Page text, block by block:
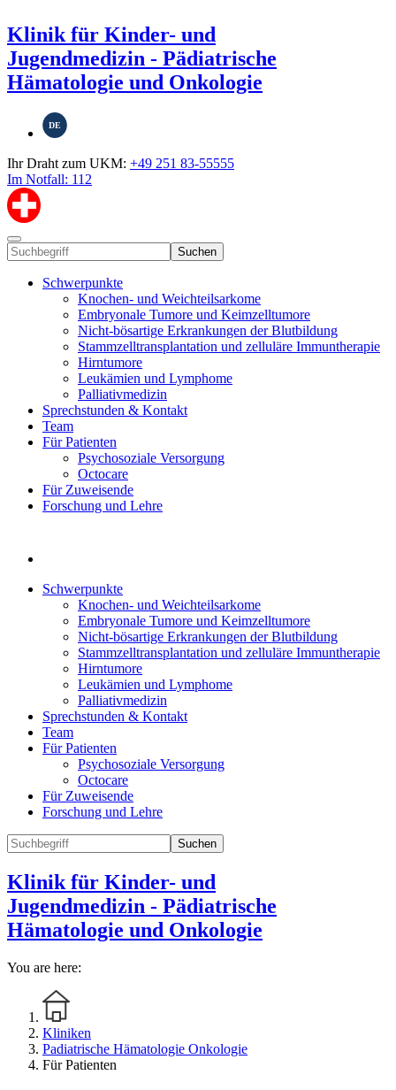
Klinik für Kinder- und
Jugendmedizin - Pädiatrische
Hämatologie und Onkologie
DE
Ihr Draht zum UKM: +49 251 83-55555
Im Notfall: 112
Suchen
Schwerpunkte
Knochen- und Weichteilsarkome
Embryonale Tumore und Keimzelltumore
Nicht-bösartige Erkrankungen der Blutbildung
Stammzelltransplantation und zelluläre Immuntherapie
Hirntumore
Leukämien und Lymphome
Palliativmedizin
Sprechstunden & Kontakt
Team
Für Patienten
Psychosoziale Versorgung
Octocare
Für Zuweisende
Forschung und Lehre
Schwerpunkte
Knochen- und Weichteilsarkome
Embryonale Tumore und Keimzelltumore
Nicht-bösartige Erkrankungen der Blutbildung
Stammzelltransplantation und zelluläre Immuntherapie
Hirntumore
Leukämien und Lymphome
Palliativmedizin
Sprechstunden & Kontakt
Team
Für Patienten
Psychosoziale Versorgung
Octocare
Für Zuweisende
Forschung und Lehre
Suchen
Klinik für Kinder- und
Jugendmedizin - Pädiatrische
Hämatologie und Onkologie
You are here:
Kliniken
Padiatrische Hämatologie Onkologie
Für Patienten